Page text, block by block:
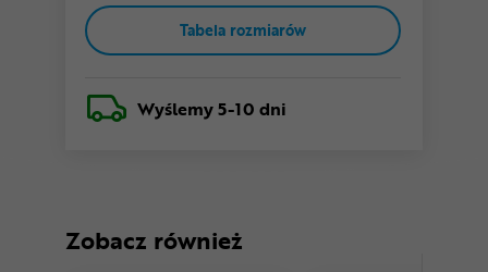
Tabela rozmiarów
Wyślemy5-10 dni
Zobacz również